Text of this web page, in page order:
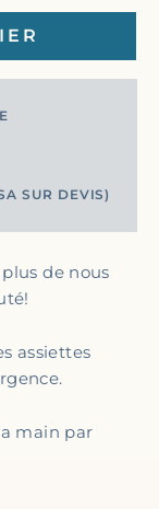
SUR DEVIS)
de nous
assiettes
main par